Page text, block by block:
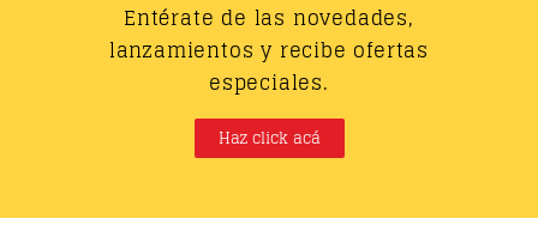
Entérate de las novedades,
lanzamientos y recibe ofertas
especiales.
Haz click acá